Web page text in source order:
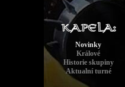
Novinky
Králové
Historie skupiny
Aktualní turné